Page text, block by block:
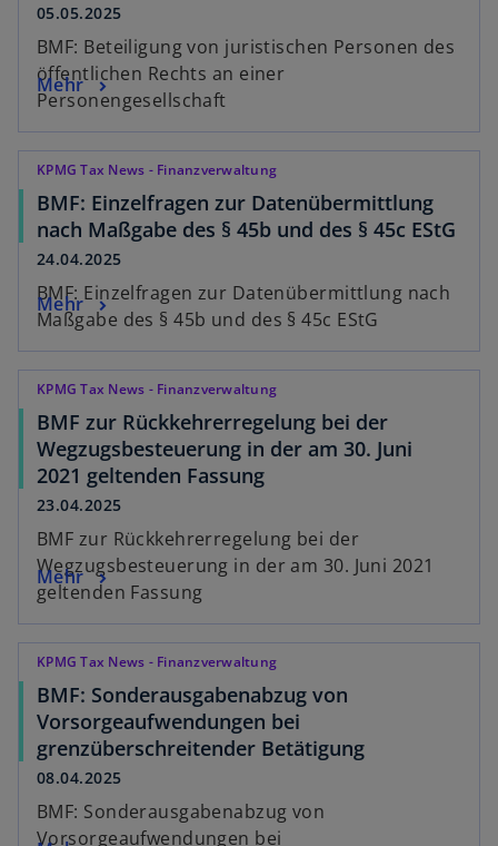
05.05.2025
BMF: Beteiligung von juristischen Personen des
öffentlichen Rechts an einer
Personengesellschaft
Mehr
KPMG Tax News - Finanzverwaltung
BMF: Einzelfragen zur Datenübermittlung
nach Maßgabe des § 45b und des § 45c EStG
24.04.2025
BMF: Einzelfragen zur Datenübermittlung nach
Maßgabe des § 45b und des § 45c EStG
Mehr
KPMG Tax News - Finanzverwaltung
BMF zur Rückkehrerregelung bei der
Wegzugsbesteuerung in der am 30. Juni
2021 geltenden Fassung
23.04.2025
BMF zur Rückkehrerregelung bei der
Wegzugsbesteuerung in der am 30. Juni 2021
geltenden Fassung
Mehr
KPMG Tax News - Finanzverwaltung
BMF: Sonderausgabenabzug von
Vorsorgeaufwendungen bei
grenzüberschreitender Betätigung
08.04.2025
BMF: Sonderausgabenabzug von
Vorsorgeaufwendungen bei